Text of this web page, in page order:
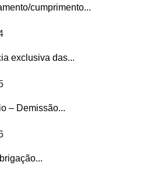
cumprimento...
exclusiva das...
– Demissão...